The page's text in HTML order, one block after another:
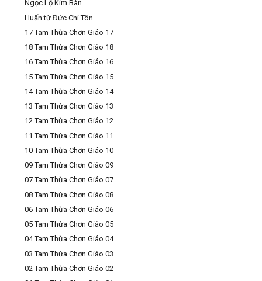
Ngọc Lộ Kim Bàn
Huấn từ Đức Chí Tôn
17 Tam Thừa Chơn Giáo 17
18 Tam Thừa Chơn Giáo 18
16 Tam Thừa Chơn Giáo 16
15 Tam Thừa Chơn Giáo 15
14 Tam Thừa Chơn Giáo 14
13 Tam Thừa Chơn Giáo 13
12 Tam Thừa Chơn Giáo 12
11 Tam Thừa Chơn Giáo 11
10 Tam Thừa Chơn Giáo 10
09 Tam Thừa Chơn Giáo 09
07 Tam Thừa Chơn Giáo 07
08 Tam Thừa Chơn Giáo 08
06 Tam Thừa Chơn Giáo 06
05 Tam Thừa Chơn Giáo 05
04 Tam Thừa Chơn Giáo 04
03 Tam Thừa Chơn Giáo 03
02 Tam Thừa Chơn Giáo 02